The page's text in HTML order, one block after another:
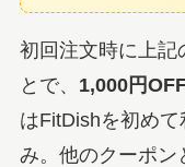
初回注文時に上記
とで、 1,000円
はFitDishを初め
み。他のクーポン